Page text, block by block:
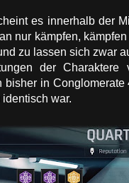
es innerhalb der
nur kämpfen,
zu lassen sich zwar
der
in
war.